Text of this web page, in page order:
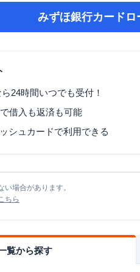
みずほ銀行カードロ
24時間いつでも受付！
借入も返済も可能
シュカードで利用できる
場合があります。
ちら
覧から探す